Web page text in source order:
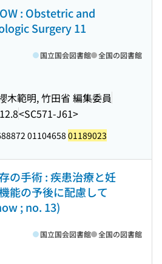
: Obstetric and
Surgery 11
木範明, 竹田省 編集委員
<SC571-J61>
国立国会図書館 全国の図書館
01104658 01189023
の手術 : 疾患治療と妊
能の予後に配慮して
; no. 13)
国立国会図書館 全国の図書館